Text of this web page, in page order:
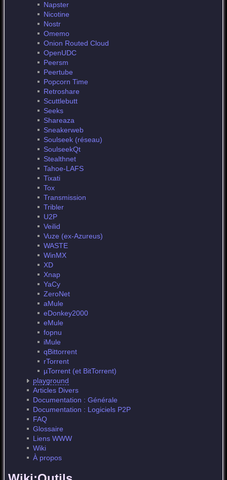
Napster
Nicotine
Nostr
Omemo
Onion Routed Cloud
OpenUDC
Peersm
Peertube
Popcorn Time
Retroshare
Scuttlebutt
Seeks
Shareaza
Sneakerweb
Soulseek (réseau)
SoulseekQt
Stealthnet
Tahoe-LAFS
Tixati
Tox
Transmission
Tribler
U2P
Veilid
Vuze (ex-Azureus)
WASTE
WinMX
XD
Xnap
YaCy
ZeroNet
aMule
eDonkey2000
eMule
fopnu
iMule
qBittorrent
rTorrent
µTorrent (et BitTorrent)
playground
Articles Divers
Documentation : Générale
Documentation : Logiciels P2P
FAQ
Glossaire
Liens WWW
Wiki
À propos